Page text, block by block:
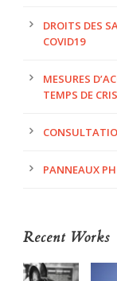
DROITS DES
COVID19
MESURES
TEMPS DE
PANNEAUX
Recent Works